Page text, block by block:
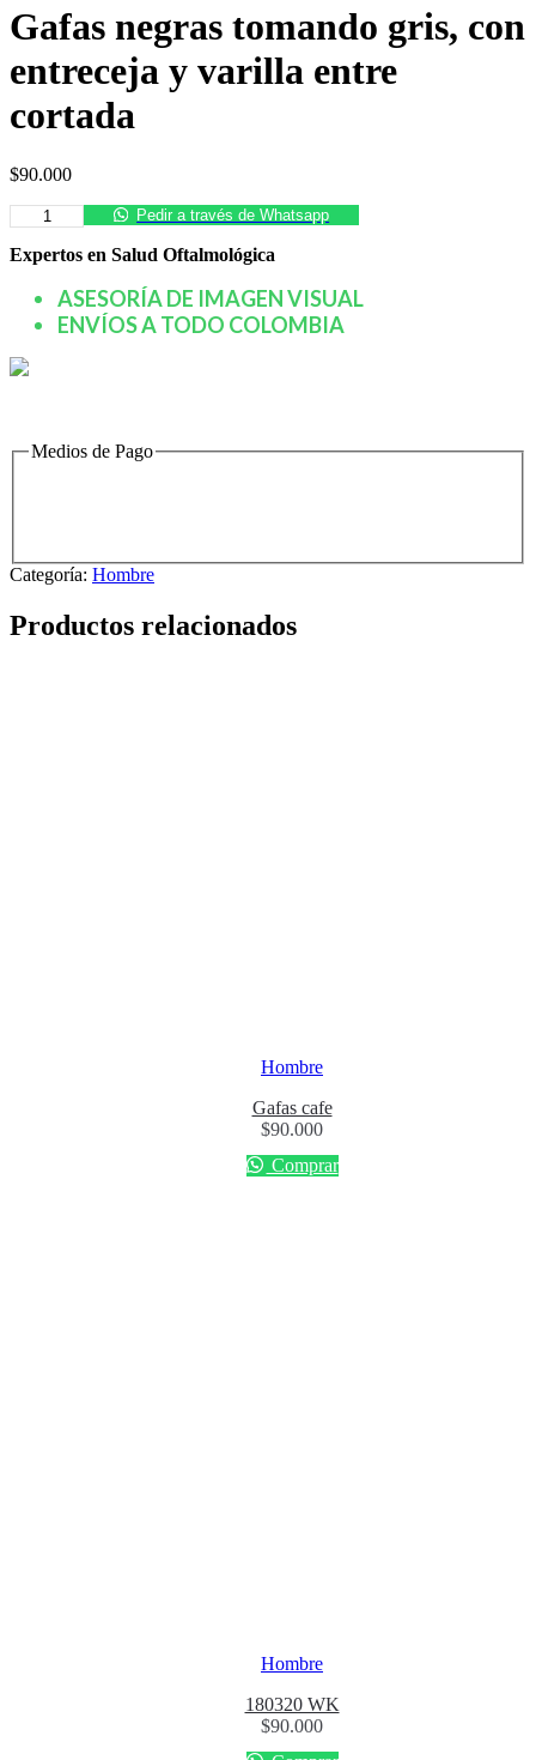
Gafas negras tomando gris, con
entreceja y varilla entre
cortada
$90.000
Pedir a través de Whatsapp
Expertos en Salud Oftalmológica
ASESORÍA DE IMAGEN VISUAL
ENVÍOS A TODO COLOMBIA
Medios de Pago
Categoría: Hombre
Productos relacionados
Hombre
Gafas cafe
$90.000
Comprar
Hombre
180320 WK
$90.000